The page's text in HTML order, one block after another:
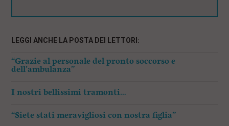
LEGGI ANCHE LA POSTA DEI LETTORI:
“Grazie al personale del pronto soccorso e
dell’ambulanza”
I nostri bellissimi tramonti…
“Siete stati meravigliosi con nostra figlia”